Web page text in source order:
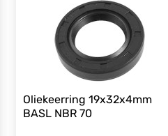
Oliekeerring 19x32x4mm
BASL NBR 70